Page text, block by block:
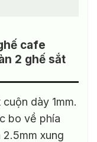
cafe
2 ghế sắt
dày 1mm.
bo về phía
xung